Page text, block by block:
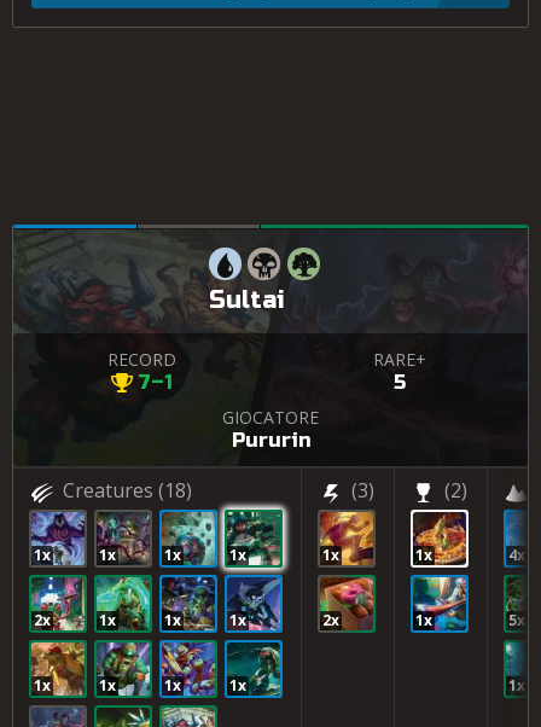
Sultai
RECORD
7–1
RARE+
5
GIOCATORE
Pururin
Creatures (18)
1x 1x 1x 1x
2x 1x 1x 1x
1x 1x 1x 1x
(3)
1x
2x
(2)
1x
1x
4x
5x
1x